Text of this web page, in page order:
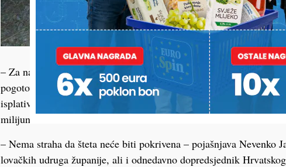
– Za nas je taj posao neisplativ – tvrde osiguravatelji s kojima smo
pogotovo što raste broj naleta na divljač iz godine u godinu, a
isplativi. Ministarstvo je prošli tjedan raspisalo novi natječaj i
milijuna kuna.
– Nema straha da šteta neće biti pokrivena – pojašnjava Nevenko
lovačkih udruga županije, ali i odnedavno dopredsjednik